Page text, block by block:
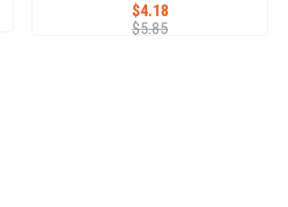
$4.18
$5.85